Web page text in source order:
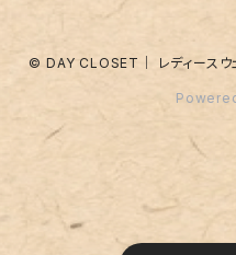
レギンス
ネイルグッズ
© DAY CLOSET｜ レディースウ